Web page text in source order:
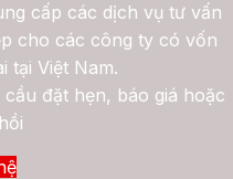
cấp các dịch vụ tư vấn
cho các công ty có vốn
tại Việt Nam.
đặt hẹn, báo giá hoặc